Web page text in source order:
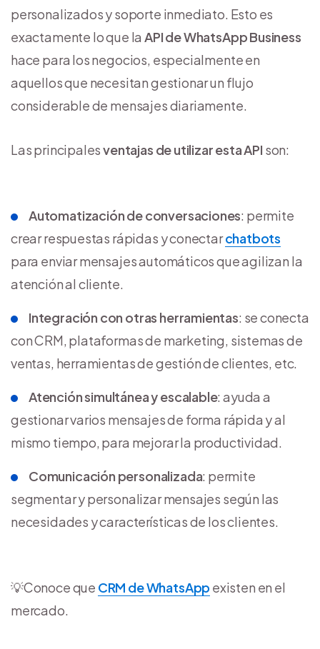
personalizados y soporte inmediato. Esto es
exactamente lo que laAPI de WhatsApp Business
hace para los negocios, especialmente en
aquellos que necesitan gestionar un flujo
considerable de mensajes diariamente.
Las principalesventajas de utilizar esta API son:
Automatización de conversaciones: permite
crear respuestas rápidas y conectarchatbots
para enviar mensajes automáticos que agilizan la
atención al cliente.
Integración con otras herramientas: se conecta
con CRM, plataformas de marketing, sistemas de
ventas, herramientas de gestión de clientes, etc.
Atención simultánea y escalable: ayuda a
gestionar varios mensajes de forma rápida y al
mismo tiempo, para mejorar la productividad.
Comunicación personalizada: permite
segmentar y personalizar mensajes según las
necesidades y características de los clientes.
💡Conoce que CRM de WhatsApp existen en el
mercado.